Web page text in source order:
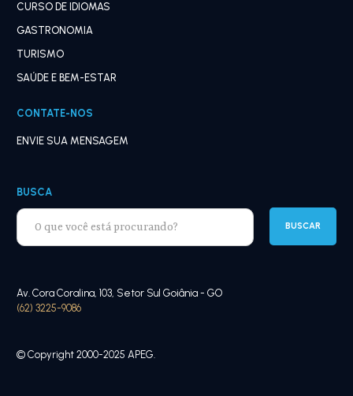
CURSO DE IDIOMAS
GASTRONOMIA
TURISMO
SAÚDE E BEM-ESTAR
CONTATE-NOS
ENVIE SUA MENSAGEM
BUSCA
Av. Cora Coralina, 103, Setor Sul Goiânia - GO
(62) 3225-9086
© Copyright 2000-2025 APEG.